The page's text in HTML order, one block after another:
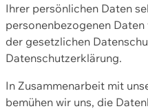
Ihrer persönlichen Daten
personenbezogenen
der gesetzlichen
Datenschutzerklärung.
In Zusammenarbeit mit
bemühen wir uns, die